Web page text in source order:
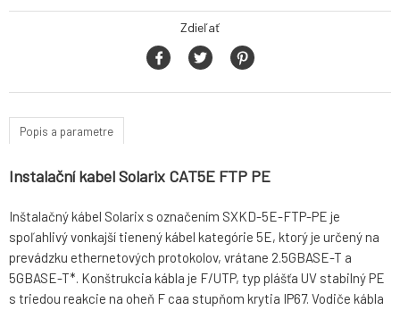
Zdieľať
Popis a parametre
Instalační kabel Solarix CAT5E FTP PE
Inštalačný kábel Solarix s označením SXKD-5E-FTP-PE je
spoľahlivý vonkajší tienený kábel kategórie 5E, ktorý je určený na
prevádzku ethernetových protokolov, vrátane 2.5GBASE-T a
5GBASE-T*. Konštrukcia kábla je F/UTP, typ plášťa UV stabilný PE
s triedou reakcie na oheň F caa stupňom krytia IP67. Vodiče kábla